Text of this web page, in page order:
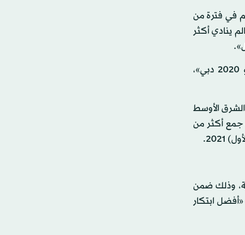
«شكّل (إكسبو 2020 دبي)، الذي أُقيم في فترة من
ينادي أكثر
وأُقيمت مراسم احتفال لليوم الختامي من خلال عروض ثقافية تُمَثِل دولة الإمارات، الدولة المُضيفة لـ«إكسبو 2020 دبي»،
الشرق الأوسط
أكبر تجمع عالمي يُقام منذ بداية جائحة «كوفيد - 19» حيث جمع أكثر من
وذلك ضمن
في فئة «أفضل ابتكار